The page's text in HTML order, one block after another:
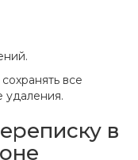
все
удаления.
в